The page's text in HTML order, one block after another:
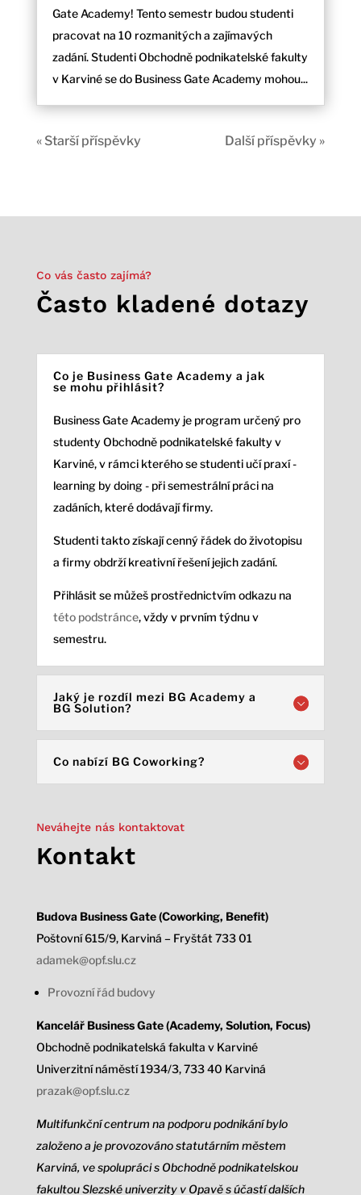
Gate Academy! Tento semestr budou studenti
pracovat na 10 rozmanitých a zajímavých
zadání. Studenti Obchodně podnikatelské fakulty
v Karviné se do Business Gate Academy mohou...
« Starší příspěvky Další příspěvky »
Co vás často zajímá?
Často kladené dotazy
Co je Business Gate Academy a jak
se mohu přihlásit?
Business Gate Academy je program určený pro
studenty Obchodně podnikatelské fakulty v
Karviné, v rámci kterého se studenti učí praxí -
learning by doing - při semestrální práci na
zadáních, které dodávají firmy.
Studenti takto získají cenný řádek do životopisu
a firmy obdrží kreativní řešení jejich zadání.
Přihlásit se můžeš prostřednictvím odkazu na
této podstránce, vždy v prvním týdnu v
semestru.
Jaký je rozdíl mezi BG Academy a
BG Solution?
Co nabízí BG Coworking?
Neváhejte nás kontaktovat
Kontakt
Budova Business Gate (Coworking, Benefit)
Poštovní 615/9, Karviná – Fryštát 733 01
adamek@opf.slu.cz
Provozní řád budovy
Kancelář Business Gate (Academy, Solution, Focus)
Obchodně podnikatelská fakulta v Karviné
Univerzitní náměstí 1934/3,733 40 Karviná
prazak@opf.slu.cz
Multifunkční centrum na podporu podnikání bylo
založeno a je provozováno statutárním městem
Karviná, ve spolupráci s Obchodně podnikatelskou
fakultou Slezské univerzity v Opavě s účastí dalších